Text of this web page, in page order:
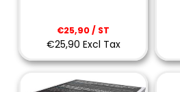
€25,90 / ST
€25,90 Excl Tax